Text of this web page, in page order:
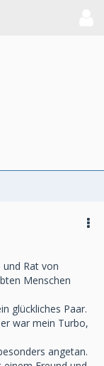
Rat von
Menschen
glückliches Paar.
war mein Turbo,
angetan.